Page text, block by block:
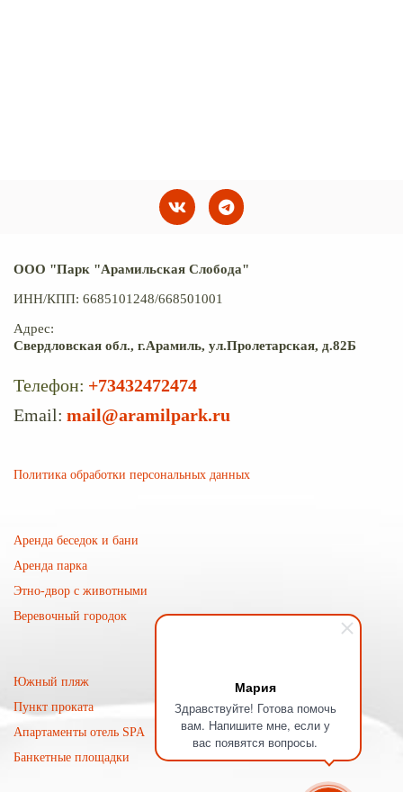
Мария
Здравствуйте! Готова помочь
вам. Напишите мне, если у
вас появятся вопросы.
ООО "Парк "Арамильская Слобода"
ИНН/КПП: 6685101248/668501001
Адрес:
Свердловская обл., г.Арамиль, ул.Пролетарская, д.82Б
Телефон: +73432472474
Email: mail@aramilpark.ru
Политика обработки персональных данных
Аренда беседок и бани
Аренда парка
Этно-двор с животными
Веревочный городок
Южный пляж
Пункт проката
Апартаменты отель SPA
Банкетные площадки